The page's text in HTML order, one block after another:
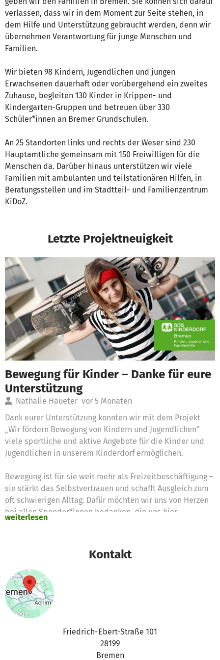
verlassen, dass wir in dem Moment zur Seite stehen, in
dem Hilfe und Unterstützung gebraucht werden, denn wir
übernehmen Verantwortung für junge Menschen und
Familien.
Wir bieten 98 Kindern, Jugendlichen und jungen
Erwachsenen dauerhaft oder vorübergehend ein zweites
Zuhause, begleiten 130 Kinder in Krippen- und
Kindergarten-Gruppen und betreuen über 330
Schüler*innen an Bremer Grundschulen.
An 25 Standorten links und rechts der Weser sind 230
Hauptamtliche gemeinsam mit 150 Freiwilligen für die
Menschen da. Darüber hinaus unterstützen wir viele
Familien mit ambulanten und teilstationären Hilfen, in
Beratungsstellen und im Stadtteil- und Familienzentrum
KiDoZ.
Letzte Projektneuigkeit
Bewegung für Kinder – Danke für eure
Unterstützung
Nathalie Haueter vor 5 Monaten
Dank eurer Unterstützung konnten wir mit dem Projekt
„Wir fördern Bewegung von Kindern und Jugendlichen“
viele sportliche und aktive Angebote für die Kinder und
Jugendlichen in unserem Kinderdorf ermöglichen.
Bewegung ist für sie weit mehr als Freizeitbeschäftigung –
sie stärkt das Selbstvertrauen und schafft Ausgleich zum
oft schwierigen Alltag. Dafür möchten wir uns von Herzen
bei allen Spender*innen bedanken, die uns hier
Auch wenn dieses Projekt nun formal abgeschlossen ist,
bleibt Bewegung ein wichtiger Bestandteil unseres Alltags
im SOS-Kinderdorf Bremen. Unsere sportlichen und
bewegungsorientierten Angebote führen wir weiterhin fort
– ihr findet sie ab sofort unter dem Projekt „SOS-
Kinderdorf Bremen“. Wir freuen uns sehr, wenn ihr uns
auch dort weiter begleitet und unterstützt.
weiterlesen
Kontakt
Friedrich-Ebert-Straße 101
28199
Bremen